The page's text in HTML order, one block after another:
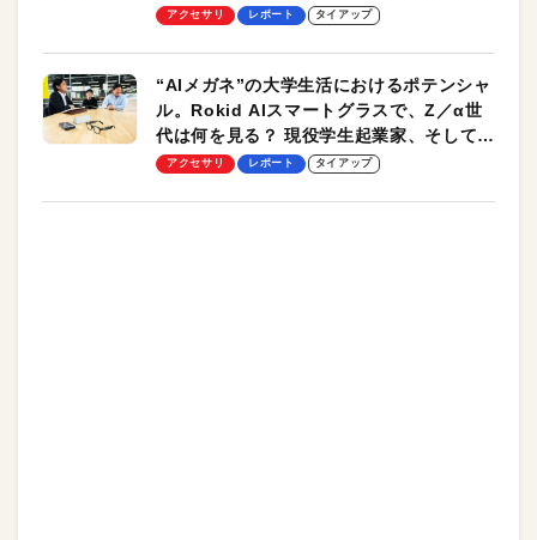
ッチ機能も搭載
アクセサリ レポート タイアップ
“AIメガネ”の大学生活におけるポテンシャ
ル。Rokid AIスマートグラスで、Z／α世
代は何を見る？ 現役学生起業家、そして教
授による体験会レポート【PR】
アクセサリ レポート タイアップ